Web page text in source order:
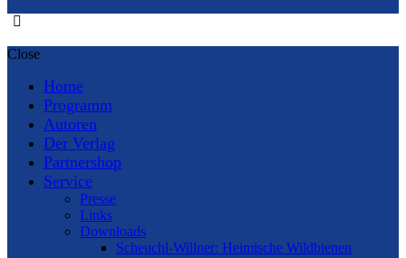
Close
Home
Programm
Autoren
Der Verlag
Partnershop
Service
Presse
Links
Downloads
Scheuchl-Willner: Heimische Wildbienen